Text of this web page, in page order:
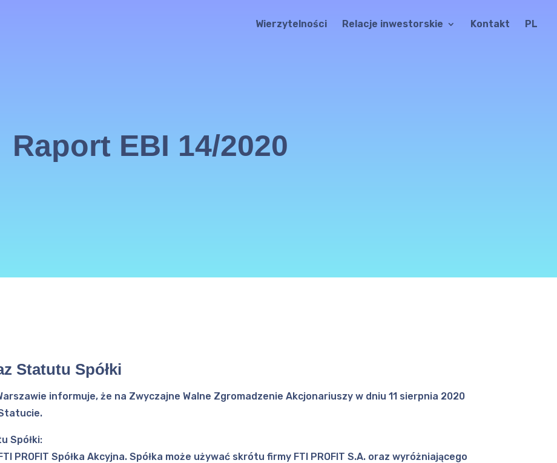
Wierzytelności Relacje inwestorskie Kontakt PL
Raport EBI 14/2020
Statutu Spółki
informuje, że na Zwyczajne Walne Zgromadzenie Akcjonariuszy w dniu 11 sierpnia 2020
Spółki:
PROFIT Spółka Akcyjna. Spółka może używać skrótu firmy FTI PROFIT S.A. oraz wyróżniającego